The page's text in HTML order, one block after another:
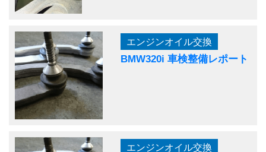
エンジンオイル交換
BMW320i 車検整備レポート
エンジンオイル交換